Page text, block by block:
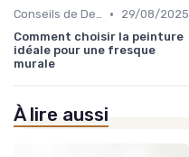
Conseils de Design d'Intérieur •
29/08/2025
Comment choisir la peinture
idéale pour une fresque
murale
À lire aussi